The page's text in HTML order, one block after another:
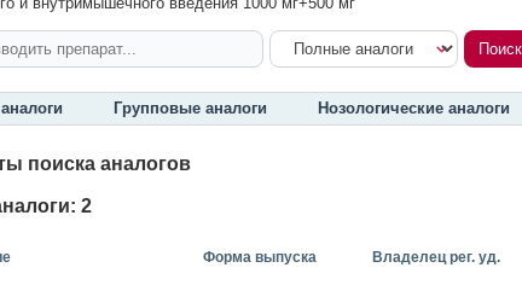
Групповые аналоги Нозологические аналоги
поиска аналогов
2
Форма выпуска Владелец рег. уд.